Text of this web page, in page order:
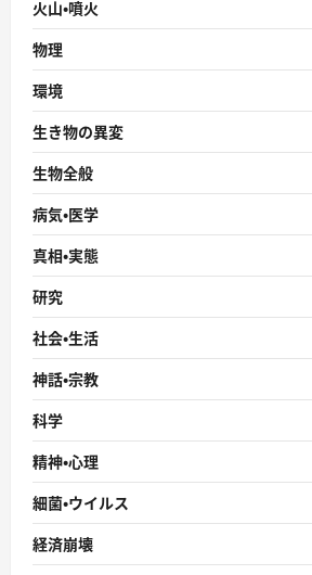
火山・噴火
物理
環境
生き物の異変
生物全般
病気・医学
真相・実態
研究
社会・生活
神話・宗教
科学
精神・心理
細菌・ウイルス
経済崩壊